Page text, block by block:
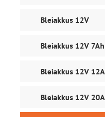
Bleiakkus 12V
Bleiakkus 12V 7Ah
Bleiakkus 12V
Bleiakkus 12V